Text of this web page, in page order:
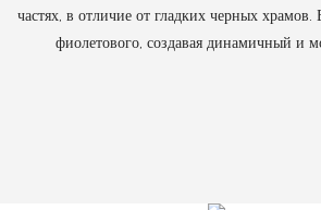
частях, в отличие от гладких черных
фиолетового, создавая динамичный и